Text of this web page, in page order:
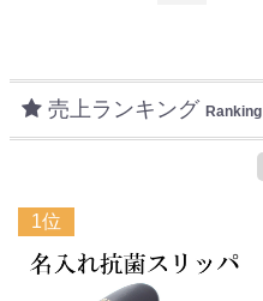
売上ランキング Ranking
1位